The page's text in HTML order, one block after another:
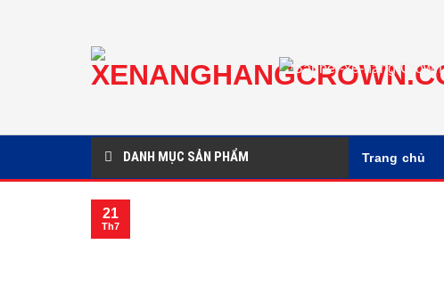
DANH MỤC SẢN PHẨM Trang chủ
21
Th7